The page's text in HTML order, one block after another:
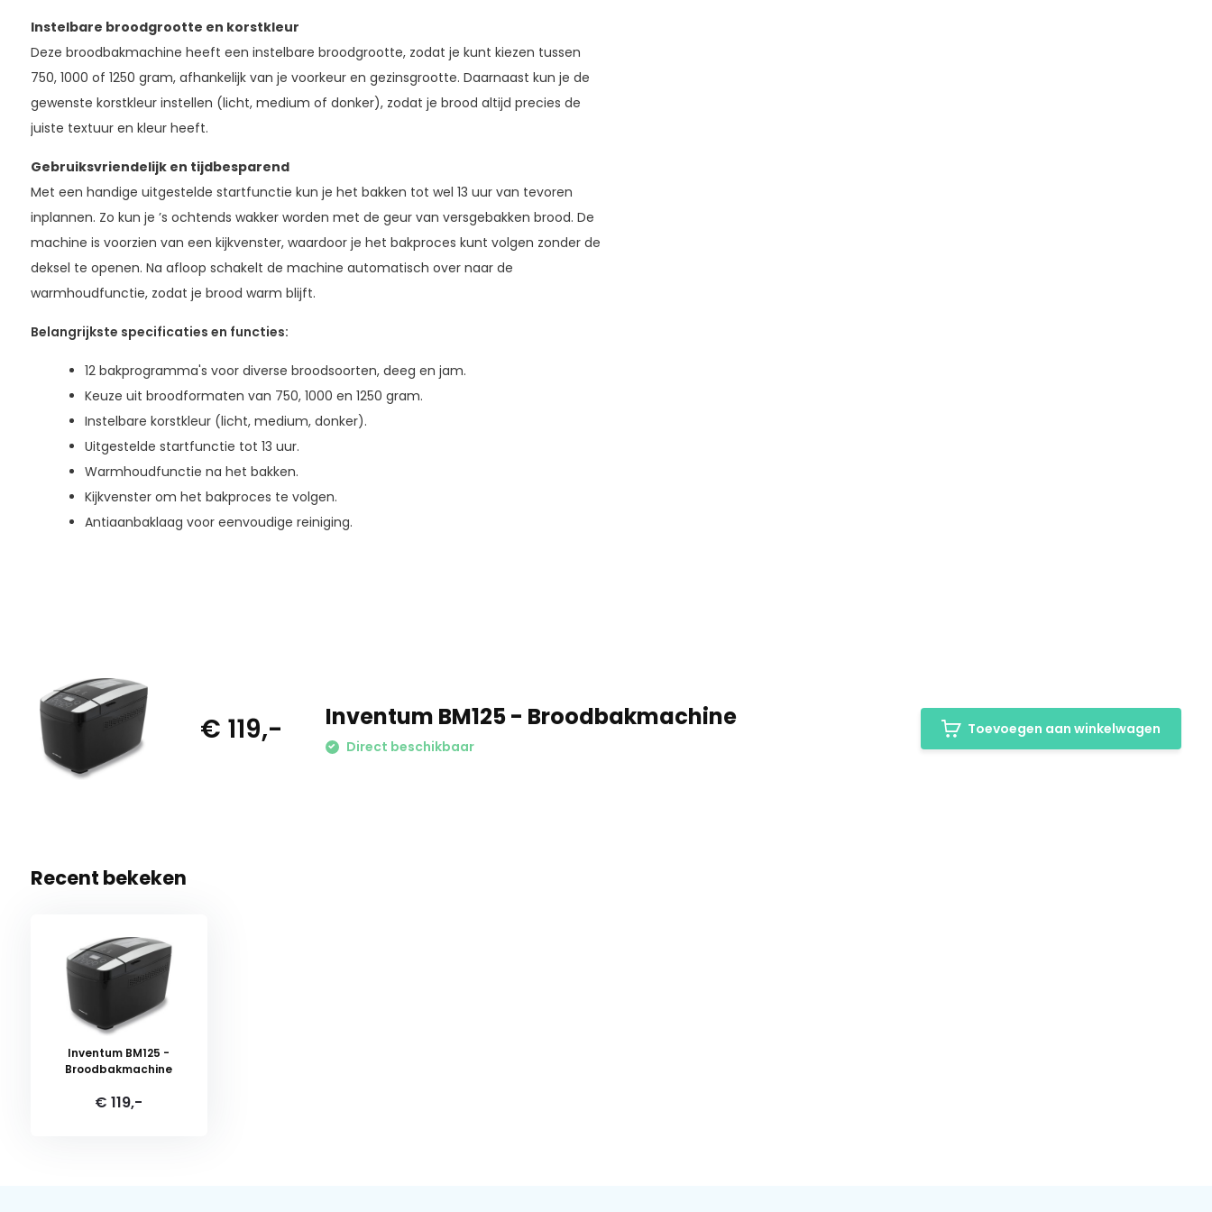
Instelbare broodgrootte en korstkleur
Deze broodbakmachine heeft een instelbare broodgrootte, zodat je kunt kiezen tussen
750, 1000 of 1250 gram, afhankelijk van je voorkeur en gezinsgrootte. Daarnaast kun je de
gewenste korstkleur instellen (licht, medium of donker), zodat je brood altijd precies de
juiste textuur en kleur heeft.
Gebruiksvriendelijk en tijdbesparend
Met een handige uitgestelde startfunctie kun je het bakken tot wel 13 uur van tevoren
inplannen. Zo kun je ’s ochtends wakker worden met de geur van versgebakken brood. De
machine is voorzien van een kijkvenster, waardoor je het bakproces kunt volgen zonder de
deksel te openen. Na afloop schakelt de machine automatisch over naar de
warmhoudfunctie, zodat je brood warm blijft.
Belangrijkste specificaties en functies:
12 bakprogramma's voor diverse broodsoorten, deeg en jam.
Keuze uit broodformaten van 750, 1000 en 1250 gram.
Instelbare korstkleur (licht, medium, donker).
Uitgestelde startfunctie tot 13 uur.
Warmhoudfunctie na het bakken.
Kijkvenster om het bakproces te volgen.
Antiaanbaklaag voor eenvoudige reiniging.
€ 119,- Inventum BM125 - Broodbakmachine
Direct beschikbaar
Toevoegen aan winkelwagen
Recent bekeken
Inventum BM125 -
Broodbakmachine
€ 119,-